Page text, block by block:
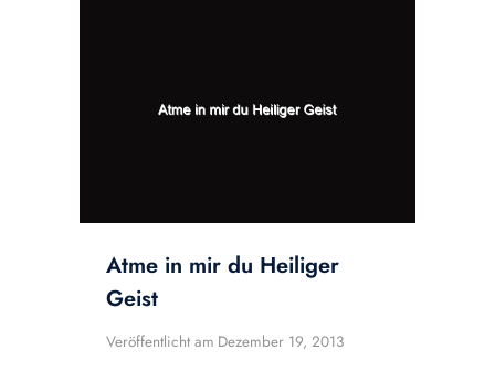
Atme in mir du Heiliger
Geist
Veröffentlicht am Dezember 19, 2013